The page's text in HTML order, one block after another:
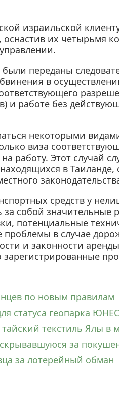
израильской
их четырьмя
переданы
в
и работе без
некоторыми
виза
работу. Этот случай
в Таиланде,
средств у
собой значительные
потенциальные
в случае
и законности
по новым правилам
статуса геопарка
текстиль Ялы в
за
за лотерейный обман